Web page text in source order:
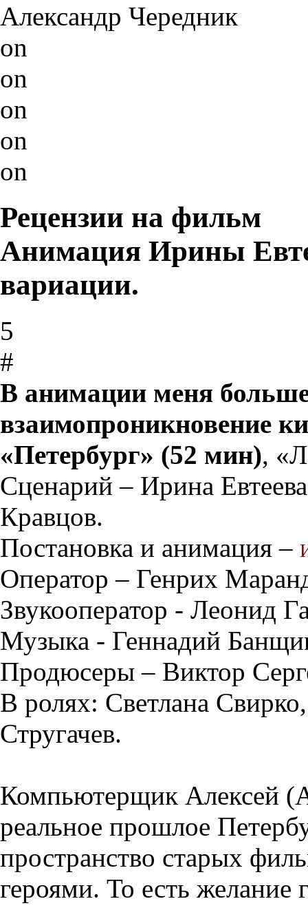
Александр Чередник
on
on
on
on
on
Рецензии на фильм
Анимация Ирины
вариации.
5
#
В анимации меня больше
взаимопроникновение
«Петербург» (52 мин),
Сценарий – Ирина
Кравцов.
Постановка и анимация –
Оператор – Генрих
Звукооператор - Леонид
Музыка - Геннадий
Продюсеры – Виктор
В ролях: Светлана
Стругачев.
Компьютерщик Алексей
реальное прошлое
пространство старых
героями. То есть желание